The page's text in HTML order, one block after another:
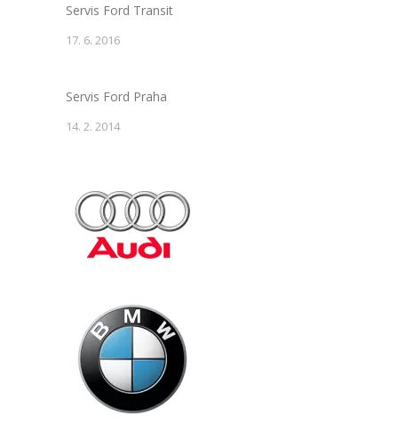
Servis Ford Transit
17. 6. 2016
Servis Ford Praha
14. 2. 2014